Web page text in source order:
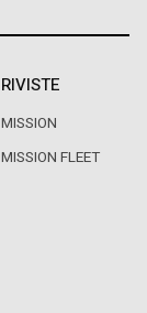
RIVISTE
MISSION
MISSION FLEET